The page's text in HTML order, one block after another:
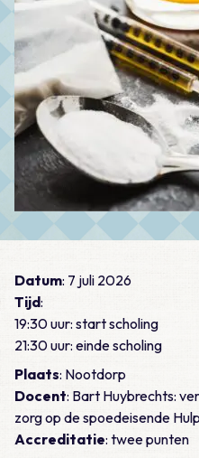
Datum: 7 juli 2026
Tijd:
19:30 uur: start scholing
21:30 uur: einde scholing
Plaats: Nootdorp
Docent: Bart Huybrechts:
zorg op de spoedeisende
Accreditatie: twee punten